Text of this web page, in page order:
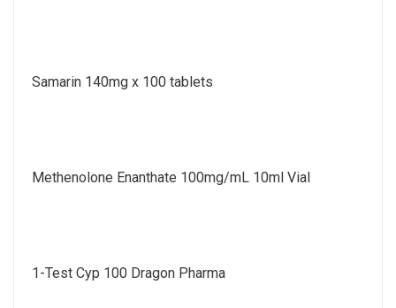
Samarin 140mg x 100 tablets
Methenolone Enanthate 100mg/mL 10ml Vial
1-Test Cyp 100 Dragon Pharma